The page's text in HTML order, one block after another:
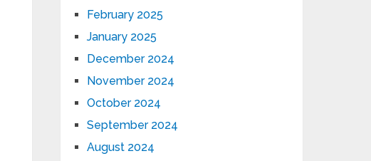
February 2025
January 2025
December 2024
November 2024
October 2024
September 2024
August 2024